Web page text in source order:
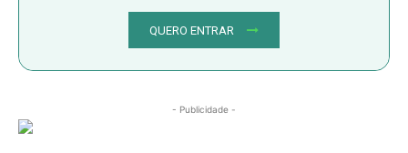
QUERO ENTRAR
- Publicidade -